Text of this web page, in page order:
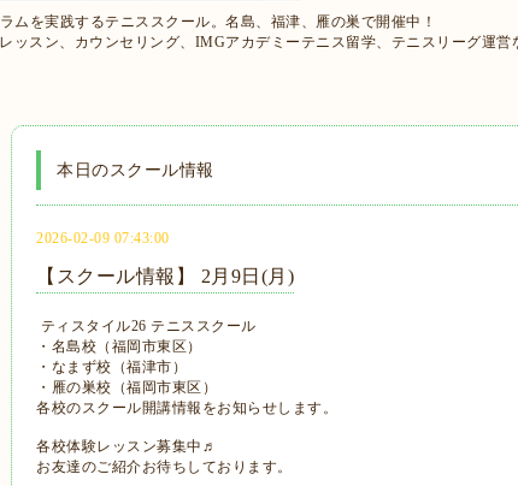
ムを実践するテニススクール。名島、福津、雁の巣で開催中！
ッスン、カウンセリング、IMGアカデミーテニス留学、テニスリーグ運営
本日のスクール情報
2026-02-09 07:43:00
【スクール情報】 2月9日(月)
ティスタイル26 テニススクール
・名島校（福岡市東区）
・なまず校（福津市）
・雁の巣校（福岡市東区）
各校のスクール開講情報をお知らせします。
各校体験レッスン募集中♬
お友達のご紹介お待ちしております。